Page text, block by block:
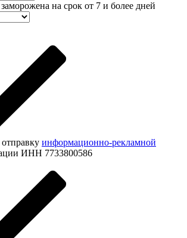
на срок от 7 и более дней
информационно-рекламной
ИНН 7733800586